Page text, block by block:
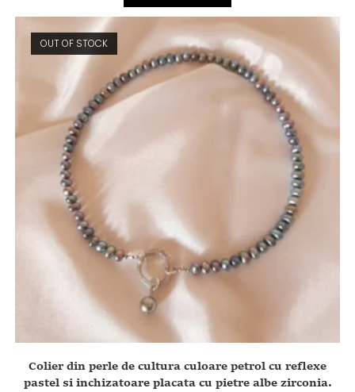
OUT OF STOCK
Colier din perle de cultura culoare petrol cu reflexe
pastel si inchizatoare placata cu pietre albe zirconia.